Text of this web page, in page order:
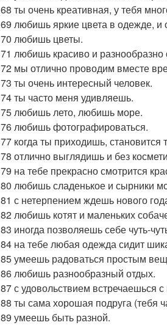
68 ты очень креативная, у тебя
69 любишь яркие цвета в одежде, и
70 любишь цветы.
71 любишь красиво и
72 мы отлично проводим вместе
73 ты очень интересный человек.
74 ты часто меня удивляешь.
75 любишь лето, любишь море.
76 любишь фотографироваться.
77 когда ты приходишь, становится
78 отлично выглядишь и без
79 на тебе прекрасно смотрится
80 любишь сладенькое и сырники
81 с нетерпением ждешь нового
82 любишь котят и маленьких
83 иногда позволяешь себе чуть-
84 на тебе любая одежда сидит
85 умеешь радоваться простым
86 любишь разнообразный отдых.
87 с удовольствием встречаешься
88 ты сама хорошая подруга (тебя
89 умеешь быть разной.